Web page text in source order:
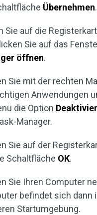
Übernehmen.
Sie auf die
Sie auf das
öffnen.
Sie mit der rechten
Anwendungen
die Option
Manager.
Sie auf der
Schaltfläche OK.
Sie Ihren Computer
befindet sich dann
Startumgebung.